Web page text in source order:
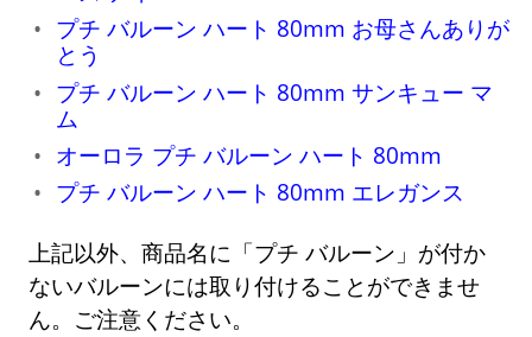
プチ バルーン ハート 80mm お母さんありが
とう
プチ バルーン ハート 80mm サンキュー マ
ム
オーロラ プチ バルーン ハート 80mm
プチ バルーン ハート 80mm エレガンス
上記以外、商品名に「プチ バルーン」が付か
ないバルーンには取り付けることができませ
ん。ご注意ください。